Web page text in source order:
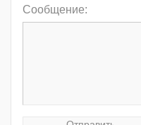
Сообщение: